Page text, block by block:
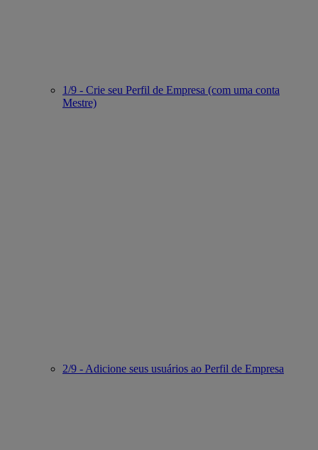
1/9 - Crie seu Perfil de Empresa (com uma conta
Mestre)
2/9 - Adicione seus usuários ao Perfil de Empresa